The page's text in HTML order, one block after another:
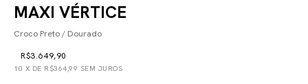
MAXI VÉRTICE
Croco Preto / Dourado
R$3.649,90
10 X DE R$364,99 SEM JUROS